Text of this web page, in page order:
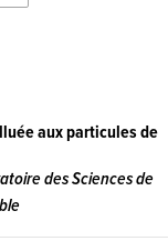
aux particules de
des Sciences de